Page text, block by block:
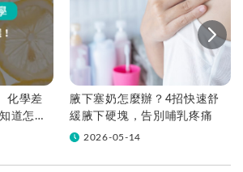
化學差
道怎麼
腋下塞奶怎麼辦？4招快速舒
緩腋下硬塊，告別哺乳疼痛
2026-05-14